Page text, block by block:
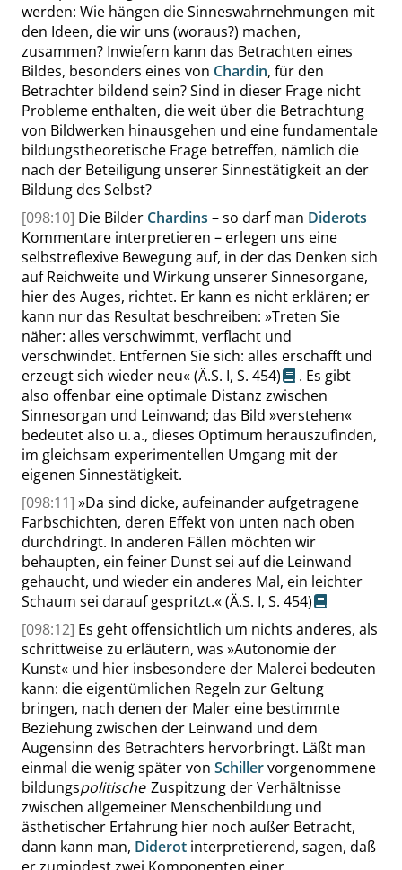
werden: Wie hängen die Sinneswahrnehmungen mit
den Ideen, die wir uns (woraus?) machen,
zusammen? Inwiefern kann das Betrachten eines
Bildes, besonders eines von Chardin, für den
Betrachter bildend sein? Sind in dieser Frage nicht
Probleme enthalten, die weit über die Betrachtung
von Bildwerken hinausgehen und eine fundamentale
bildungstheoretische Frage betreffen, nämlich die
nach der Beteiligung unserer Sinnestätigkeit an der
Bildung des Selbst?
[098:10] Die Bilder Chardins – so darf man Diderots
Kommentare interpretieren – erlegen uns eine
selbstreflexive Bewegung auf, in der das Denken sich
auf Reichweite und Wirkung unserer Sinnesorgane,
hier des Auges, richtet. Er kann es nicht erklären; er
kann nur das Resultat beschreiben: »Treten Sie
näher: alles verschwimmt, verflacht und
verschwindet. Entfernen Sie sich: alles erschafft und
erzeugt sich wieder neu«(Ä.S. I, S. 454)
. Es gibt
also offenbar eine optimale Distanz zwischen
Sinnesorgan und Leinwand; das Bild »verstehen«
bedeutet also u. a., dieses Optimum herauszufinden,
im gleichsam experimentellen Umgang mit der
eigenen Sinnestätigkeit.
[098:11] »Da sind dicke, aufeinander aufgetragene
Farbschichten, deren Effekt von unten nach oben
durchdringt. In anderen Fällen möchten wir
behaupten, ein feiner Dunst sei auf die Leinwand
gehaucht, und wieder ein anderes Mal, ein leichter
Schaum sei darauf gespritzt.«(Ä.S. I, S. 454)
[098:12] Es geht offensichtlich um nichts anderes, als
schrittweise zu erläutern, was »Autonomie der
Kunst« und hier insbesondere der Malerei bedeuten
kann: die eigentümlichen Regeln zur Geltung
bringen, nach denen der Maler eine bestimmte
Beziehung zwischen der Leinwand und dem
Augensinn des Betrachters hervorbringt. Läßt man
einmal die wenig später von Schillervorgenommene
bildungspolitische Zuspitzung der Verhältnisse
zwischen allgemeiner Menschenbildung und
ästhetischer Erfahrung hier noch außer Betracht,
dann kann man, Diderot interpretierend, sagen, daß